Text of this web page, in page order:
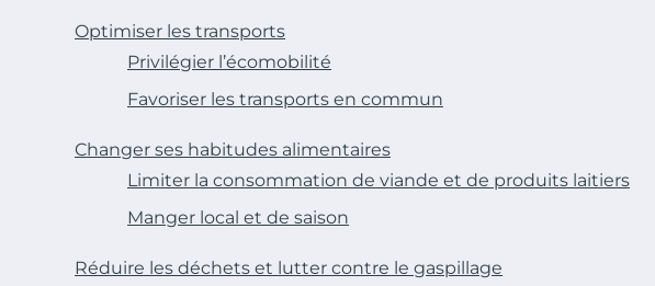
Optimiser les transports
Privilégier l’écomobilité
Favoriser les transports en commun
Changer ses habitudes alimentaires
Limiter la consommation de viande et de produits laitiers
Manger local et de saison
Réduire les déchets et lutter contre le gaspillage